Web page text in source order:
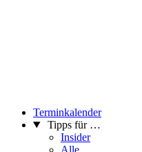
Terminkalender
Tipps für …
Insider
Alle